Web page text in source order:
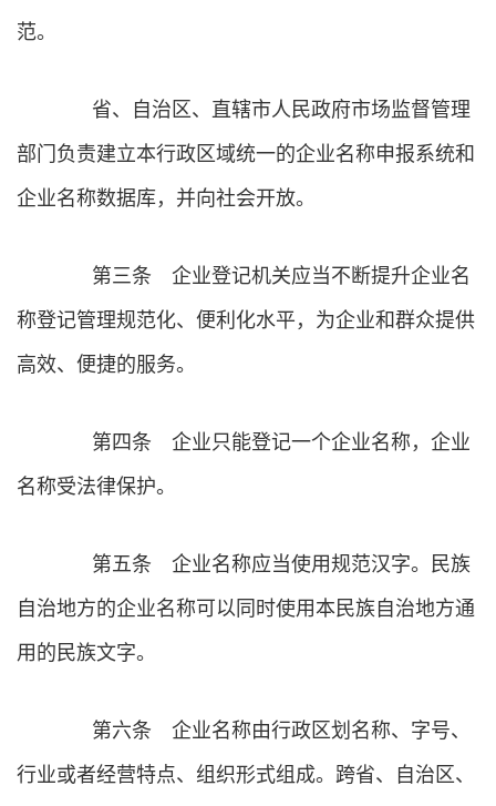
范。
省、自治区、直辖市人民政府市场监督管理
部门负责建立本行政区域统一的企业名称申报系统和
企业名称数据库，并向社会开放。
第三条 企业登记机关应当不断提升企业名
称登记管理规范化、便利化水平，为企业和群众提供
高效、便捷的服务。
第四条 企业只能登记一个企业名称，企业
名称受法律保护。
第五条 企业名称应当使用规范汉字。民族
自治地方的企业名称可以同时使用本民族自治地方通
用的民族文字。
第六条 企业名称由行政区划名称、字号、
行业或者经营特点、组织形式组成。跨省、自治区、